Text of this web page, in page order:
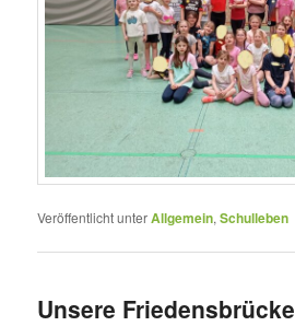
Veröffentlicht unterAllgemein,Schulleben
Unsere Friedensbrücke